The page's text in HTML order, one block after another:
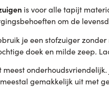
is voor alle tapijt
om de
je een stofzuiger
doek en milde zeep.
meest
gemakkelijk uit met